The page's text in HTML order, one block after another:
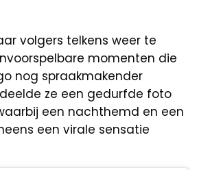
volgers telkens weer te
momenten die
nog spraakmakender
ze een gedurfde foto
een nachthemd en een
een virale sensatie